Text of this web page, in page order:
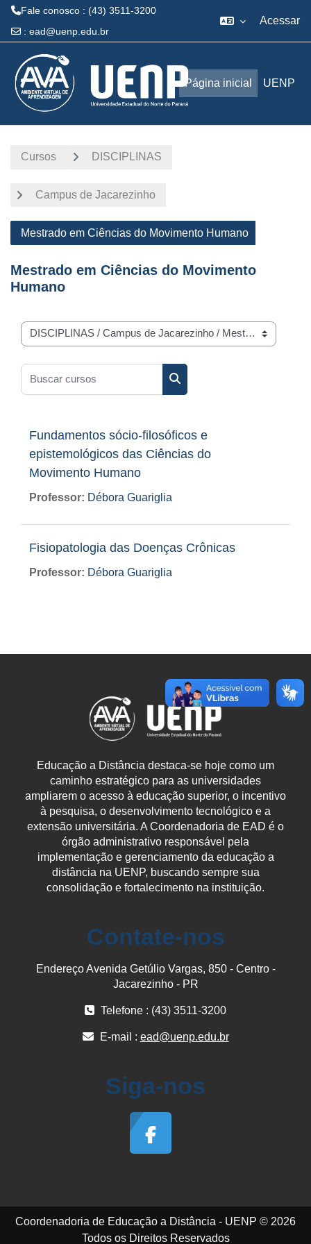
Fale conosco : (43) 3511-3200
: ead@uenp.edu.br
Acessar
Página inicial UENP
Cursos DISCIPLINAS
Campus de Jacarezinho
Mestrado em Ciências do Movimento Humano
Mestrado em Ciências do Movimento
Humano
Categorias de Cursos
Buscar cursos
Buscar cursos
Fundamentos sócio-filosóficos e
epistemológicos das Ciências do
Movimento Humano
Professor: Débora Guariglia
Fisiopatologia das Doenças Crônicas
Professor: Débora Guariglia
Educação a Distância destaca-se hoje como um
caminho estratégico para as universidades
ampliarem o acesso à educação superior, o incentivo
à pesquisa, o desenvolvimento tecnológico e a
extensão universitária. A Coordenadoria de EAD é o
órgão administrativo responsável pela
implementação e gerenciamento da educação a
distância na UENP, buscando sempre sua
consolidação e fortalecimento na instituição.
Contate-nos
Endereço Avenida Getúlio Vargas, 850 - Centro -
Jacarezinho - PR
Telefone : (43) 3511-3200
E-mail : ead@uenp.edu.br
Siga-nos
Coordenadoria de Educação a Distância - UENP © 2026
Todos os Direitos Reservados